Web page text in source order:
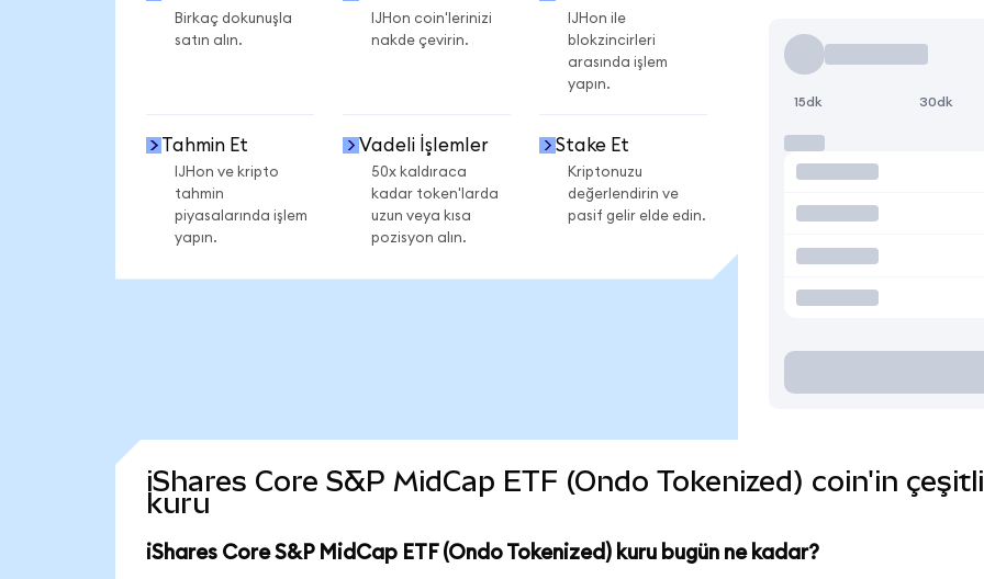
Birkaç dokunuşla
satın alın.
IJHon coin'lerinizi
nakde çevirin.
IJHon ile
blokzincirleri
arasında işlem
yapın.
Tahmin Et
IJHon ve kripto
tahmin
piyasalarında işlem
yapın.
Vadeli İşlemler
50x kaldıraca
kadar token'larda
uzun veya kısa
pozisyon alın.
Stake Et
Kriptonuzu
değerlendirin ve
pasif gelir elde edin.
15dk 30dk
iShares Core S&P MidCap ETF (Ondo Tokenized) coin'in
kuru
iShares Core S&P MidCap ETF (Ondo Tokenized) kuru bugün ne kadar?